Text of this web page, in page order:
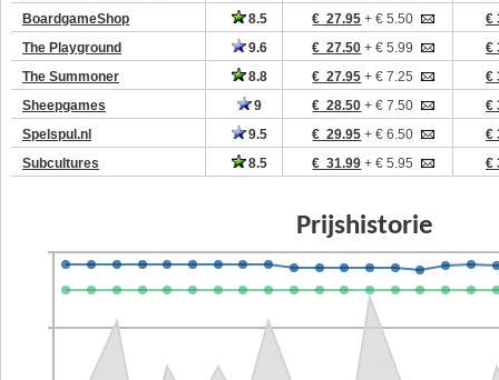
BoardgameShop
8.5 € 27.95 + € 5.50
€
The Playground
9.6 € 27.50 + € 5.99
€
The Summoner
8.8 € 27.95 + € 7.25
€
Sheepgames
9 € 28.50 + € 7.50
€
Spelspul.nl
9.5 € 29.95 + € 6.50
€
Subcultures
8.5 € 31.99 + € 5.95 €